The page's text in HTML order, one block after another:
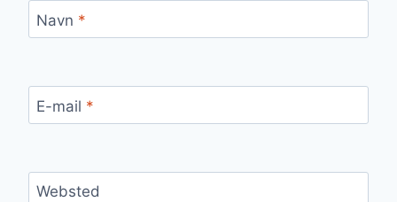
Navn *
E-mail *
Websted